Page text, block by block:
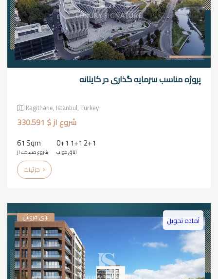
پروژه مناسب سرمایه گذاری در کایتانه
Kagithane, Istanbul, Turkey
شروع از $ 330.591
61 Sqm
شروع مساحت از
0+1 1+1 2+1
اتاق خواب
برای فروش آماده تحویل